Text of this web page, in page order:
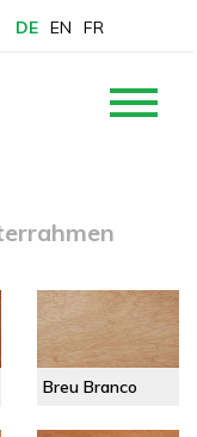
DE EN FR
Breu Branco